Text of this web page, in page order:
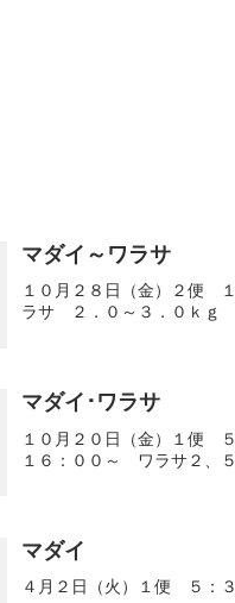
マダイ～ワラサ
１０月２８日（金）２便
ラサ ２．０～３．０ｋｇ
マダイ･ワラサ
１０月２０日（金）１便
１６：００～ ワラサ２、
マダイ
４月２日（火）１便 ５：